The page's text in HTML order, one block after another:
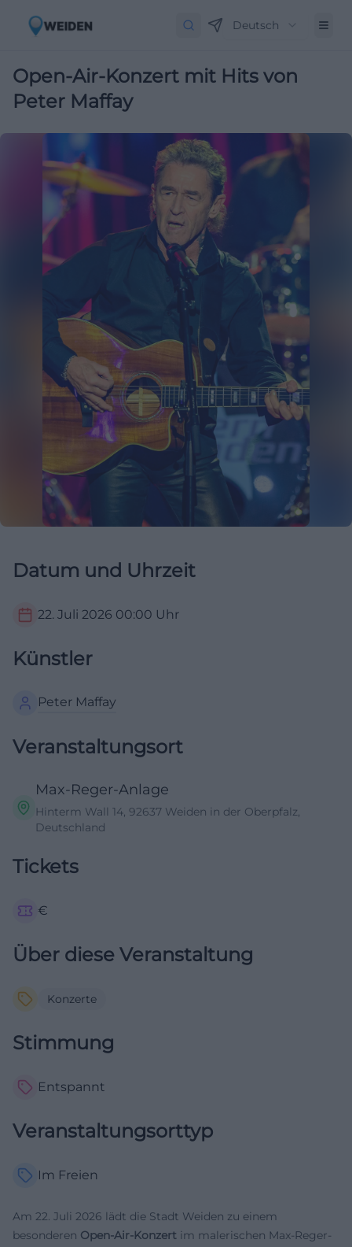
Deutsch
Open-Air-Konzert mit Hits von
Peter Maffay
Datum und Uhrzeit
22. Juli 2026 00:00 Uhr
Künstler
Peter Maffay
Veranstaltungsort
Max-Reger-Anlage
Hinterm Wall 14, 92637 Weiden in der Oberpfalz,
Deutschland
Tickets
€
Über diese Veranstaltung
Konzerte
Stimmung
Entspannt
Veranstaltungsorttyp
Im Freien
Am 22. Juli 2026 lädt die Stadt Weiden zu einem
besonderen Open-Air-Konzert im malerischen Max-Reger-